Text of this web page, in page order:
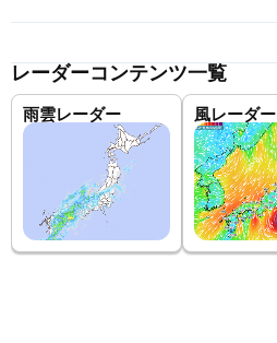
レーダーコンテンツ一覧
雨雲レーダー 風レーダー